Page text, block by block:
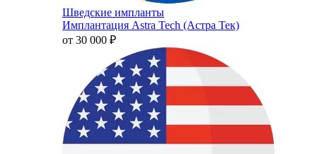
Шведские импланты
Имплантация Astra Tech (Астра Тек)
от 30 000 ₽